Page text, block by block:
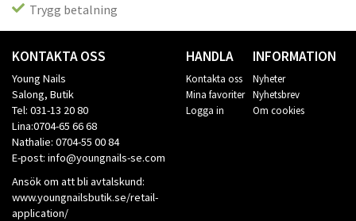
Trygg betalning
KONTAKTA OSS
Young Nails
Salong, Butik
Tel: 031-13 20 80
Lina:0704-65 66 68
Nathalie: 0704-55 00 84
E-post: info@youngnails-se.com
Ansök om att bli avtalskund:
www.youngnailsbutik.se/retail-
application/
HANDLA
Kontakta oss
Mina favoriter
Logga in
INFORMATION
Nyheter
Nyhetsbrev
Om cookies